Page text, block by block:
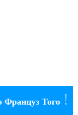
Француз Того !